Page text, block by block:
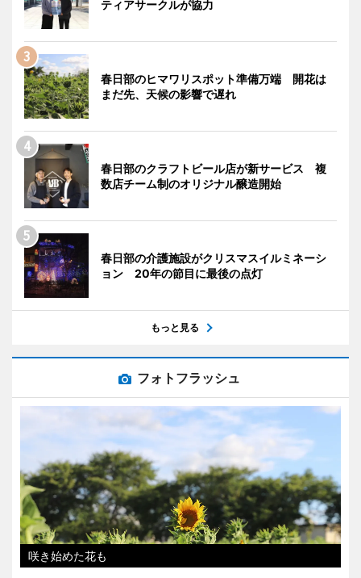
ティアサークルが協力
春日部のヒマワリスポット準備万端 開花は
まだ先、天候の影響で遅れ
春日部のクラフトビール店が新サービス 複
数店チーム制のオリジナル醸造開始
春日部の介護施設がクリスマスイルミネーシ
ョン 20年の節目に最後の点灯
もっと見る
フォトフラッシュ
咲き始めた花も